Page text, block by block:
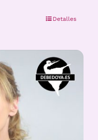
Detalles